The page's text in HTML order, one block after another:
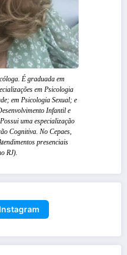
É graduada em
em Psicologia
em Psicologia Sexual; e
Infantil e
uma especialização
Cognitiva. No Cepaes,
presenciais
RJ).